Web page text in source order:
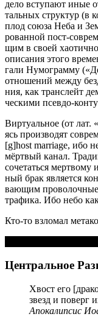
дело всту­па­ют иные
таль­ных струк­тур (в
плод сою­за Неба и
ро­ван­ной пост-
щим в сво­ей
опи­са­ния это­го
га­ли Нумо­грам­му
отно­ше­ний меж­ду
ния, как транс­лейт
че­ски­ми псев­до-
Вир­ту­аль­ное (от
ясь про­из­во­дят
[g]host marriage, ибо
мёрт­вый канал.
со­че­тать­ся
ный брак явля­ет­ся
ва­ю­щим про­во­лоч­ные
тра­фи­ка. Ибо небо
Кто-то взло­мал
Центральное
Хвост его
звезд и поверг
Апо­ка­лип­сис